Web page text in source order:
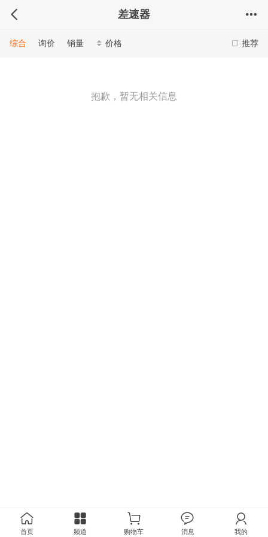
差速器
推荐
综合 询价 销量 价格
抱歉，暂无相关信息
首页 频道 购物车 消息 我的